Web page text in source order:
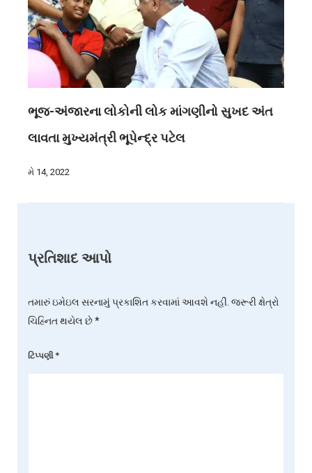
ભૂજ-અંજારના લોકોની લોક માંગણીનો સુખદ અંત
લાવતા મુખ્યમંત્રી ભૂપેન્દ્ર પટેલ
મે 14, 2022
પ્રતિશાદ આપો
તમારું ઇમેઇલ સરનામું પ્રકાશિત કરવામાં આવશે નહીં. જરૂરી ક્ષેત્રો
ચિહ્નિત થયેલ છે*
ટિપ્પણી *